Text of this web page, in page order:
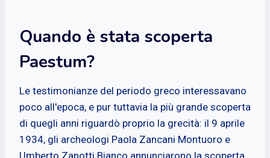
Quando è stata scoperta
Paestum?
Le testimonianze del periodo greco interessavano
poco all'epoca, e pur tuttavia la più grande scoperta
di quegli anni riguardò proprio la grecità: il 9 aprile
1934, gli archeologi Paola Zancani Montuoro e
Umberto Zanotti Bianco annunciarono la scoperta